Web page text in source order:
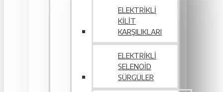
ELEKTRIKLI
KILIT
KARŞILIKLARI
ELEKTRIKLI
SELENOID
SÜRGÜLER